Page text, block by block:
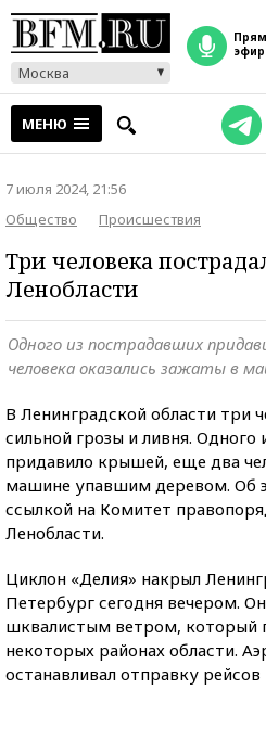
Москва
прямой
эфир
МЕНЮ
7 июля 2024, 21:56
Общество
Происшествия
Три человека
Ленобласти
Одного из пострадавших
человека оказались зажаты в
В Ленинградской области три
сильной грозы и ливня.
придавило крышей, еще два
машине упавшим деревом. Об
ссылкой на Комитет
Ленобласти.
Циклон «Делия» накрыл
Петербург сегодня вечером.
шквалистым ветром, который
некоторых районах области.
останавливал отправку